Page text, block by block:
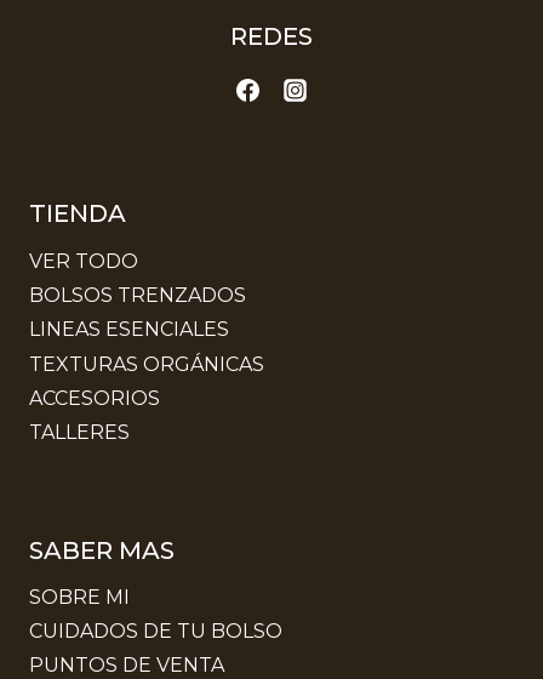
REDES
TIENDA
VER TODO
BOLSOS TRENZADOS
LINEAS ESENCIALES
TEXTURAS ORGÁNICAS
ACCESORIOS
TALLERES
SABER MAS
SOBRE MI
CUIDADOS DE TU BOLSO
PUNTOS DE VENTA